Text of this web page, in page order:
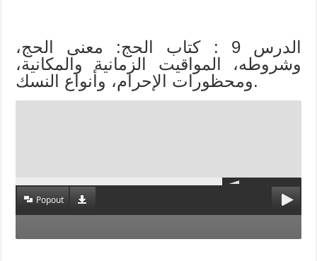
الدرس 9 : كتاب الحج: معنى الحج،
وشروطه، المواقيت الزمانية والمكانية،
ومحظورات الإحرام، وأنواع النسك.
Popout